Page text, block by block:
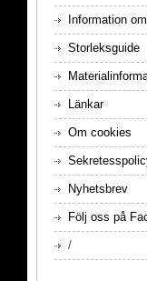
Information
Storleksguide
Länkar
Om cookies
Nyhetsbrev
Följ oss på
/